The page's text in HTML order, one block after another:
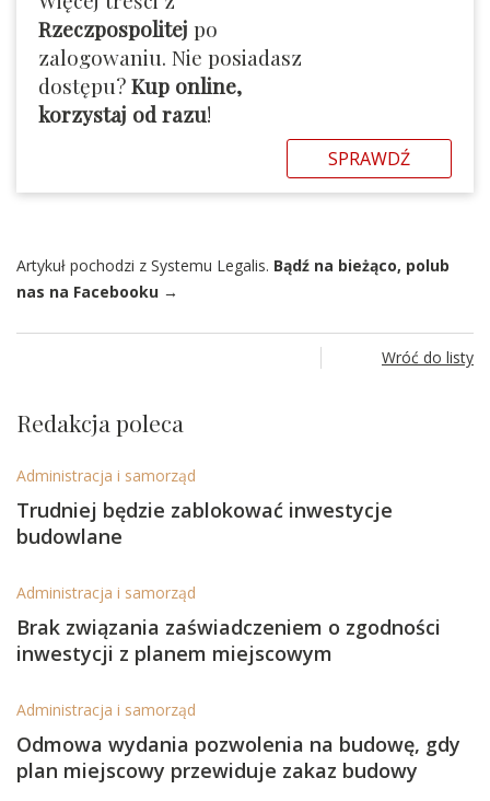
Rzeczpospolitej po
zalogowaniu. Nie posiadasz
dostępu?Kup online,
korzystaj od razu!
SPRAWDŹ
Artykuł pochodzi z Systemu Legalis. Bądź na bieżąco, polub
nas na Facebooku →
Wróć do listy
Redakcja poleca
Administracja i samorząd
Trudniej będzie zablokować inwestycje
budowlane
Administracja i samorząd
Brak związania zaświadczeniem o zgodności
inwestycji z planem miejscowym
Administracja i samorząd
Odmowa wydania pozwolenia na budowę, gdy
plan miejscowy przewiduje zakaz budowy